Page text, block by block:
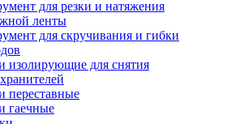
для резки и натяжения
ленты
для скручивания и гибки
изолирующие для снятия
переставные
гаечные